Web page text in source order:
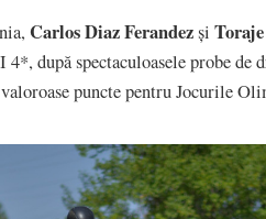
Carlos Diaz Ferandezși Toraje
după spectaculoasele probe de
puncte pentru Jocurile